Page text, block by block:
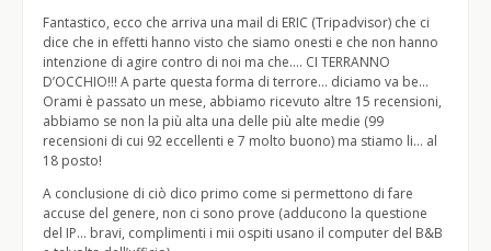
Fantastico, ecco che arriva una mail di ERIC (Tripadvisor) che ci
dice che in effetti hanno visto che siamo onesti e che non hanno
intenzione di agire contro di noi ma che…. CI TERRANNO
D’OCCHIO!!! A parte questa forma di terrore… diciamo va be…
Orami è passato un mese, abbiamo ricevuto altre 15 recensioni,
abbiamo se non la più alta una delle più alte medie (99
recensioni di cui 92 eccellenti e 7 molto buono) ma stiamo li… al
18 posto!
A conclusione di ciò dico primo come si permettono di fare
accuse del genere, non ci sono prove (adducono la questione
del IP… bravi, complimenti i mii ospiti usano il computer del B&B